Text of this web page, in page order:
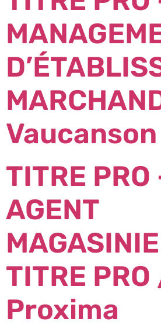
Vaucanson
TITRE PRO
AGENT
TITRE
Proxima